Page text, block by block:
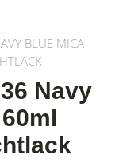
BLUE MICA
Navy